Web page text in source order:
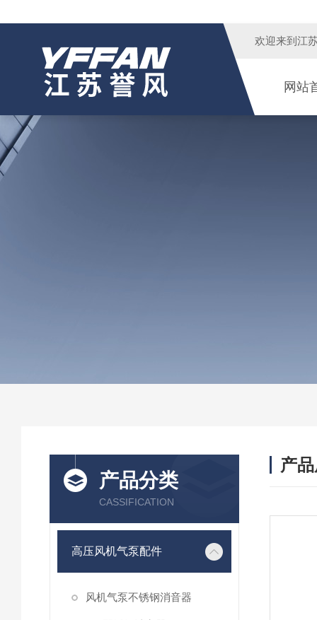
欢迎来到 江
网站
产品分类
CASSIFICATION
高压风机气泵配件
风机气泵不锈钢消音器
产